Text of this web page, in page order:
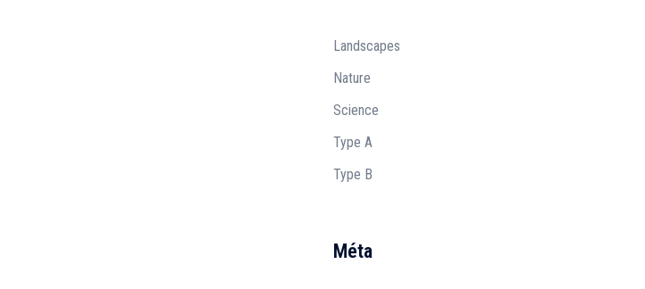
Landscapes
Nature
Science
Type A
Type B
Méta